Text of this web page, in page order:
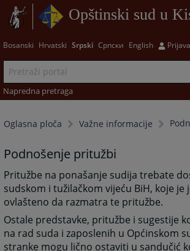
Opštinski sud u
Bosanski Hrvatski Srpski Српски English Prijava
Napredna pretraga
Oglasna ploča Važne informacije
Podnošenje pritužbi
Pritužbe na ponašanje sudija trebate
sudskom i tužilačkom vijeću BiH, koje je
ovlašteno da razmatra te pritužbe.
Ostale predstavke, pritužbe i sugestije
na rad suda i zaposlenih u Općinskom
stranke mogu lično ostaviti u sandučić